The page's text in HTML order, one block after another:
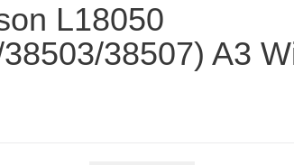
L18050
38507) A3